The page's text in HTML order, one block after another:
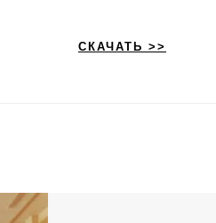
СКАЧАТЬ >>